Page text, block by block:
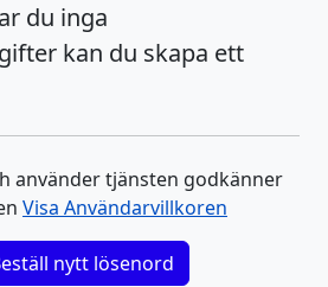
du inga
kan du skapa ett
använder tjänsten godkänner
Visa Användarvillkoren
nytt lösenord